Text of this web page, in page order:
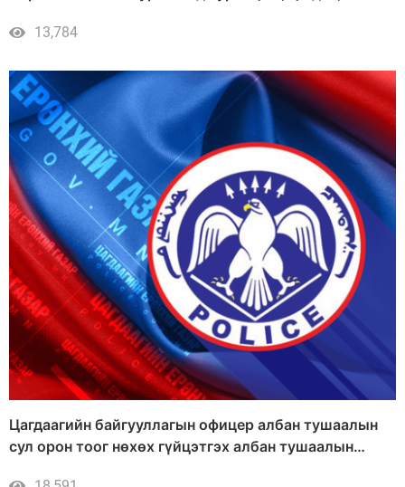
байна13,784
Цагдаагийн байгууллагын офицер албан тушаалын
сул орон тоог нөхөх гүйцэтгэх албан тушаалын